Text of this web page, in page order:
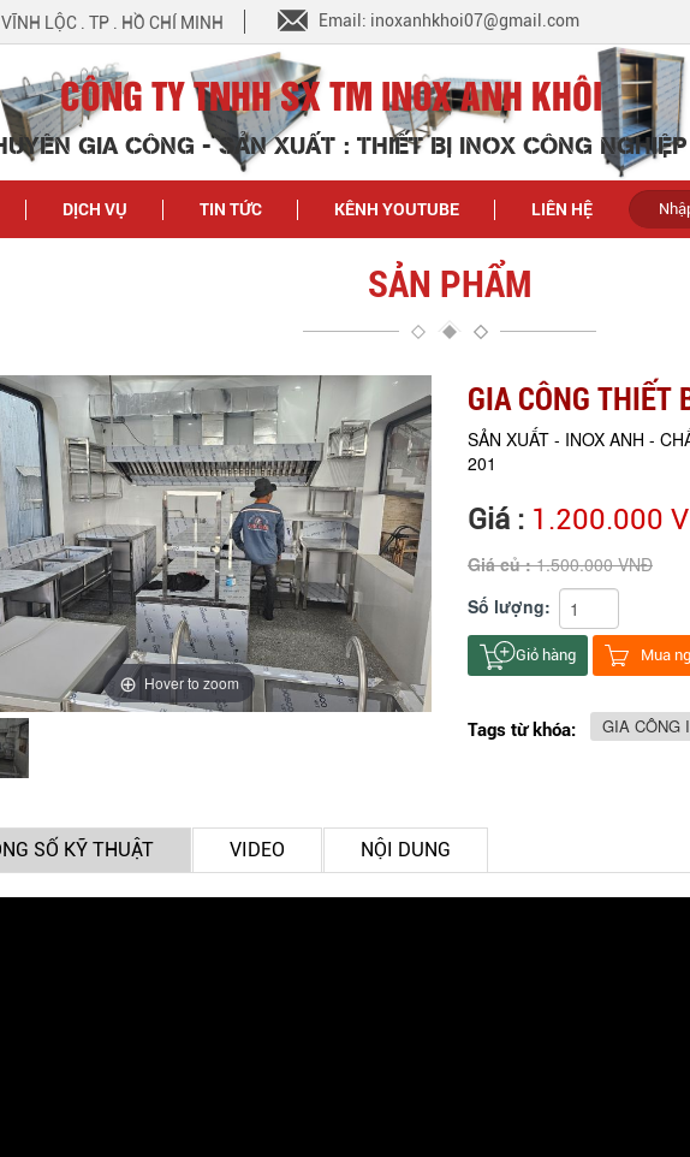
LỘC . TP . HỒ CHÍ MINH Email: inoxanhkhoi07@gmail.com
CÔNG TY TNHH SX TM INOX ANH KHÔI
GIA CÔNG - SẢN XUẤT : THIẾT BỊ INOX CÔNG NGHIỆP
DỊCH VỤ TIN TỨC KÊNH YOUTUBE LIÊN HỆ
SẢN PHẨM
Hover to zoom
GIA CÔNG THIẾT
SẢN XUẤT - INOX ANH -
201
Giá : 1.200.000
Giá củ : 1.500.000 VNĐ
Số lượng:
Giỏ hàng Mua
Tags từ khóa: GIA CÔNG
SỐ KỸ THUẬT VIDEO NỘI DUNG